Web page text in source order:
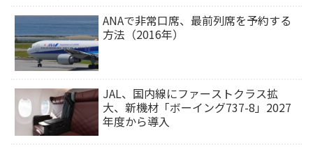
ANAで非常口席、最前列席を予約する
方法（2016年）
JAL、国内線にファーストクラス拡
大、新機材「ボーイング737-8」2027
年度から導入